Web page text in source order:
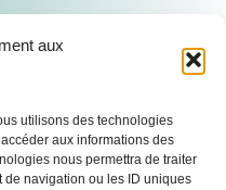
aux
utilisons des technologies
aux informations des
nous permettra de traiter
navigation ou les ID uniques